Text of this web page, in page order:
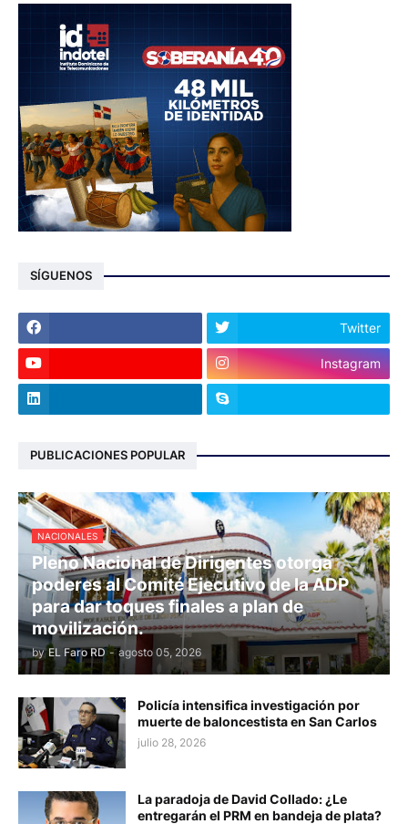
SÍGUENOS
Twitter
Instagram
PUBLICACIONES POPULAR
NACIONALES
Pleno Nacional de Dirigentes otorga
poderes al Comité Ejecutivo de la ADP
para dar toques finales a plan de
movilización.
by EL Faro RD - agosto 05, 2026
Policía intensifica investigación por
muerte de baloncestista en San Carlos
julio 28, 2026
La paradoja de David Collado: ¿Le
entregarán el PRM en bandeja de plata?